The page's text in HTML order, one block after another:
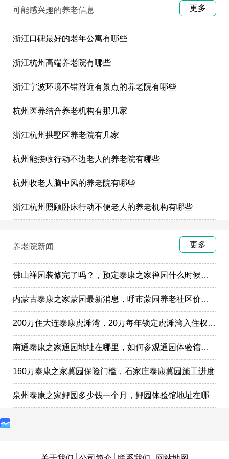
可能感兴趣的养老信息 更多
浙江口碑最好的老年公寓有哪些
浙江杭州高端养老院有哪些
浙江宁波环境不错附近有景点的养老院有哪些
杭州医养结合养老机构有那几家
浙江杭州拱墅区养老院有几家
杭州能接收行动不边老人的养老院有哪些
杭州收老人脑中风的养老院有哪些
浙江杭州照顾卧床行动不便老人的养老机构有哪些
养老院新闻 更多
佛山禅园装修完了吗？，预定泰康之家禅园什么时候选房入住?
内蒙古泰康之家蒙园最新消息，呼市蒙园养老社区价格表
200万住大连泰康虎滩湾，20万每年锁定虎滩湾入住权政策
南通泰康之家通园地址在哪里，如何参观通园体验馆样板间
160万泰康之家冀园保险门槛，石家庄泰康冀园施工进度
泉州泰康之家鲤园多少钱一个月，鲤园体验馆地址在哪